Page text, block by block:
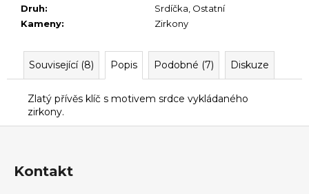
Druh: Srdíčka, Ostatní
Kameny: Zirkony
Související (8) Popis Podobné (7) Diskuze
Zlatý přívěs klíč s motivem srdce vykládaného
zirkony.
Kontakt